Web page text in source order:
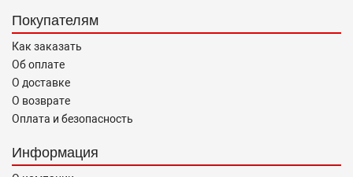
Покупателям
Как заказать
Об оплате
О доставке
О возврате
Оплата и безопасность
Информация